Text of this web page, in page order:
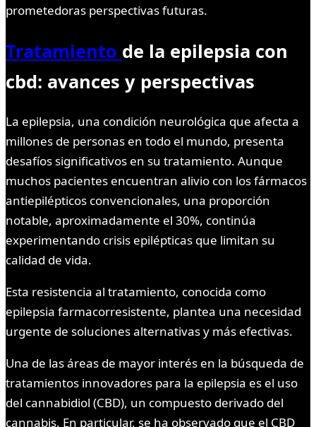
prometedoras perspectivas futuras.
Tratamiento de la epilepsia con
cbd: avances y perspectivas
La epilepsia, una condición neurológica que afecta a
millones de personas en todo el mundo, presenta
desafíos significativos en su tratamiento. Aunque
muchos pacientes encuentran alivio con los fármacos
antiepilépticos convencionales, una proporción
notable, aproximadamente el 30%, continúa
experimentando crisis epilépticas que limitan su
calidad de vida.
Esta resistencia al tratamiento, conocida como
epilepsia farmacorresistente, plantea una necesidad
urgente de soluciones alternativas y más efectivas.
Una de las áreas de mayor interés en la búsqueda de
tratamientos innovadores para la epilepsia es el uso
del cannabidiol (CBD), un compuesto derivado del
cannabis. En particular, se ha observado que el CBD